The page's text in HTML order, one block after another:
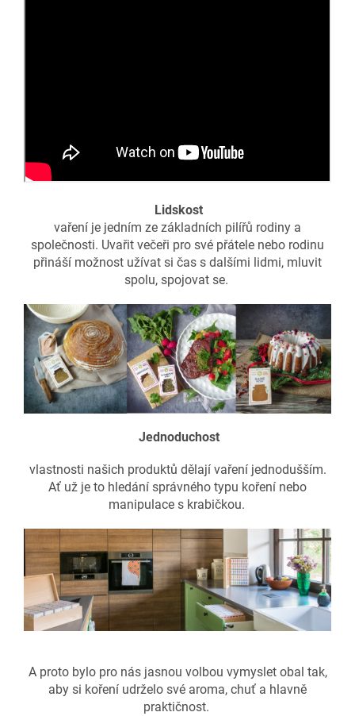
Lidskost
vaření je jedním ze základních pilířů rodiny a
společnosti. Uvařit večeři pro své přátele nebo rodinu
přináší možnost užívat si čas s dalšími lidmi, mluvit
spolu, spojovat se.
Jednoduchost
vlastnosti našich produktů dělají vaření jednodušším.
Ať už je to hledání správného typu koření nebo
manipulace s krabičkou.
A proto bylo pro nás jasnou volbou vymyslet obal tak,
aby si koření udrželo své aroma, chuť a hlavně
praktičnost.